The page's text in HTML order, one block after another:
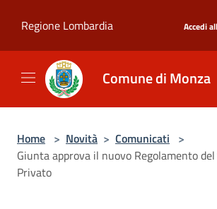
Regione Lombardia
Accedi
Comune di Monza
Home > Novità > Comunicati >
Giunta approva il nuovo Regolamento
Privato